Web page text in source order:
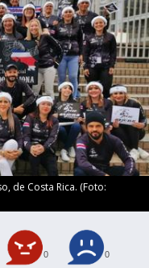
de Costa Rica. (Foto:
0 0